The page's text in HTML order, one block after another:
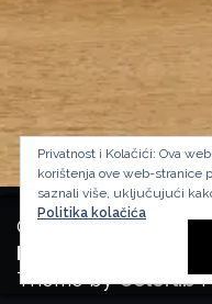
Copyright
Background image
Theme byColorlib
Privatnost i Kolačići: Ova
korištenja ove web-stranice
saznali više, uključujući
Politika kolačića